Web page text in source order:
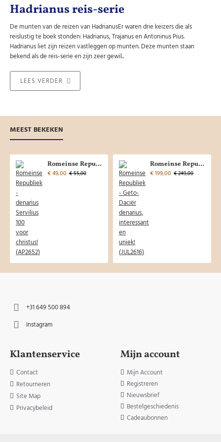
Hadrianus reis-serie
De munten van de reizen van HadrianusEr waren drie keizers die als
reislustig te boek stonden: Hadrianus, Trajanus en Antoninus Pius.
Hadrianus liet zijn reizen vastleggen op munten. Deze munten staan
bekend als de reis-serie en zijn zeer gewil..
LEES VERDER
MEEST BEKEKEN
Romeinse Republiek - denarius Servilius 100 voor christus! (AP2652)
€ 49,00 € 55,00
Romeinse Republiek - Geto-Daciër denarius, interessant en uniek! (JUL2616)
€ 199,00 € 249,00
+31 649 500 894
Instagram
Klantenservice
Contact
Retourneren
Site Map
Privacybeleid
Mijn account
Mijn Account
Registreren
Nieuwsbrief
Bestelgeschiedenis
Cadeaubonnen